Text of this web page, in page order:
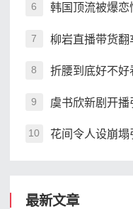
6 韩国顶流被爆恋情
7 柳岩直播带货
8 折腰到底好不好看
9 虞书欣新剧开播
10 花间令人设崩
最新文章